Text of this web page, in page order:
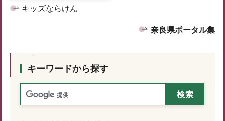
キッズならけん
奈良県ポータル集
キーワードから探す